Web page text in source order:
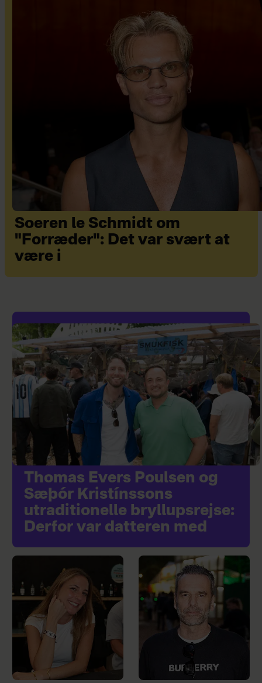
Soeren le Schmidt om
"Forræder": Det var svært at
være i
Thomas Evers Poulsen og
Sæþór Kristínssons
utraditionelle bryllupsrejse:
Derfor var datteren med